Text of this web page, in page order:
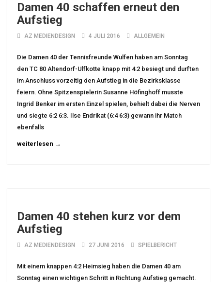
Damen 40 schaffen erneut den
Aufstieg
AZ MEDIENDESIGN 4 JULI 2016 ALLGEMEIN
Die Damen 40 der Tennisfreunde Wulfen haben am Sonntag
den TC 80 Altendorf-Ulfkotte knapp mit 4:2 besiegt und durften
im Anschluss vorzeitig den Aufstieg in die Bezirksklasse
feiern. Ohne Spitzenspielerin Susanne Höfinghoff musste
Ingrid Benker im ersten Einzel spielen, behielt dabei die Nerven
und siegte 6:2 6:3. Ilse Endrikat (6:4 6:3) gewann ihr Match
ebenfalls
weiterlesen →
Damen 40 stehen kurz vor dem
Aufstieg
AZ MEDIENDESIGN 27 JUNI 2016 SPIELBERICHT
Mit einem knappen 4:2 Heimsieg haben die Damen 40 am
Sonntag einen wichtigen Schritt in Richtung Aufstieg gemacht.